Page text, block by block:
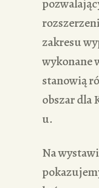
zakresu
wykonane
stanowią
obszar dla
u.
Na